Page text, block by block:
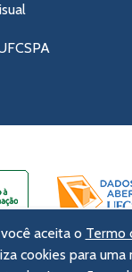
aceita o Termo
cookies para